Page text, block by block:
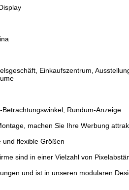
Einkaufszentrum,
Rundum-Anzeige
machen Sie Ihre Werbung
und flexible Größen
sind in einer Vielzahl von
und ist in unseren modularen